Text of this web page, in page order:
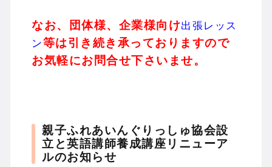
なお、団体様、企業様向け出張レッス
ン等は引き続き承っておりますので
お気軽にお問合せ下さいませ。
親子ふれあいんぐりっしゅ協会設
立と英語講師養成講座リニューア
ルのお知らせ